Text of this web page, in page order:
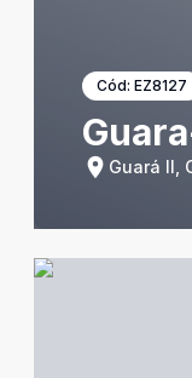
Cód: EZ8127
Guará II,